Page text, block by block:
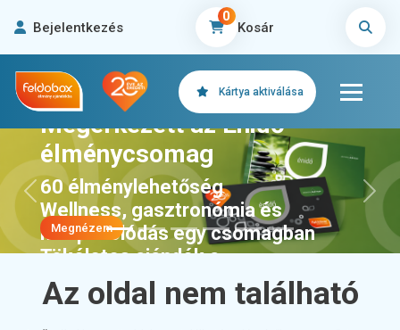
Bejelentkezés Kosár
0
Kártya aktiválása
Megérkezett az Énidő
élménycsomag
60 élménylehetőség
Wellness, gasztronómia és
kikapcsolódás egy csomagban
Tökéletes ajándék a
feltöltődéshez
Megnézem
Előző
Az oldal nem található